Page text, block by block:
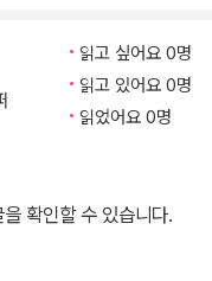
읽고 싶어요 0명
읽고 있어요 0명
읽었어요 0명
확인할 수 있습니다.